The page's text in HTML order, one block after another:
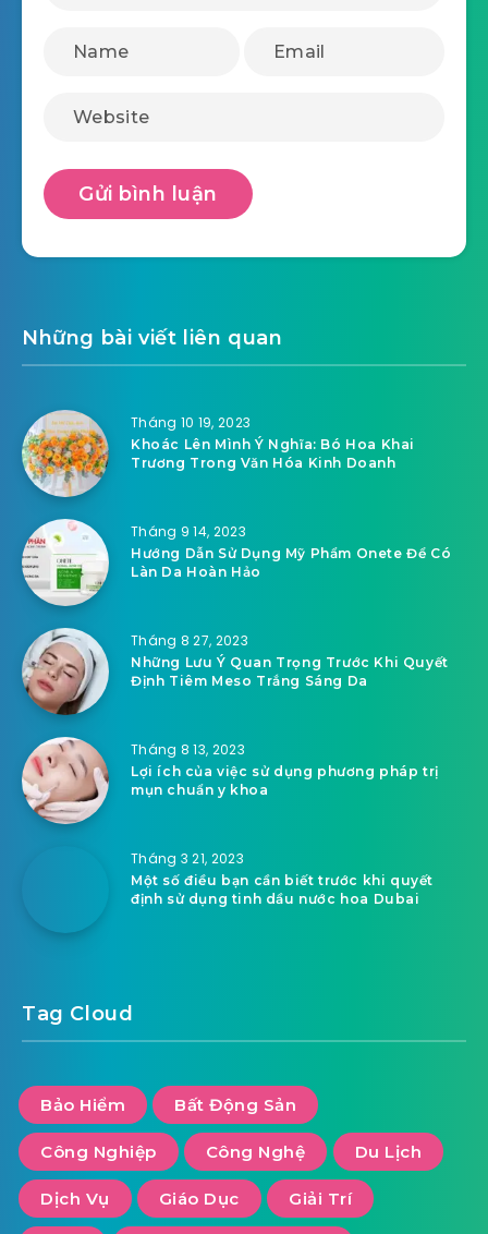
Những bài viết liên quan
Tháng 10 19, 2023
Khoác Lên Mình Ý Nghĩa: Bó Hoa Khai
Trương Trong Văn Hóa Kinh Doanh
Tháng 9 14, 2023
Hướng Dẫn Sử Dụng Mỹ Phẩm Onete Để Có
Làn Da Hoàn Hảo
Tháng 8 27, 2023
Những Lưu Ý Quan Trọng Trước Khi Quyết
Định Tiêm Meso Trắng Sáng Da
Tháng 8 13, 2023
Lợi ích của việc sử dụng phương pháp trị
mụn chuẩn y khoa
Tháng 3 21, 2023
Một số điều bạn cần biết trước khi quyết
định sử dụng tinh dầu nước hoa Dubai
Tag Cloud
Bảo Hiểm Bất Động Sản
Công Nghiệp Công Nghệ Du Lịch
Dịch Vụ Giáo Dục Giải Trí